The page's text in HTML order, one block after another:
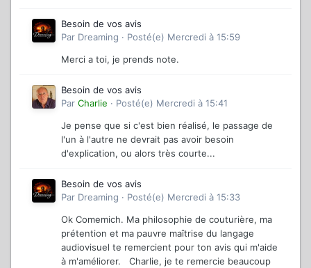
Besoin de vos avis
Par Dreaming · Posté(e) Mercredi à 15:59
Merci a toi, je prends note.
Besoin de vos avis
Par Charlie · Posté(e) Mercredi à 15:41
Je pense que si c'est bien réalisé, le passage de
l'un à l'autre ne devrait pas avoir besoin
d'explication, ou alors très courte...
Besoin de vos avis
Par Dreaming · Posté(e) Mercredi à 15:33
Ok Comemich. Ma philosophie de couturière, ma
prétention et ma pauvre maîtrise du langage
audiovisuel te remercient pour ton avis qui m'aide
à m'améliorer. Charlie, je te remercie beaucoup